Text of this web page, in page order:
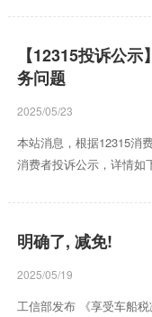
熊还帅。” 这只比熊长得
如软绵绵的软绵绵的，
的“小比熊”，怎么可能会
人。 它不仅长得可爱，还
【12315投诉公
务问题
2025/05/23
本站消息，根据12315消
消费者投诉公示，详情如
****1219）反映其于2025
方自行和解 注：投诉基本
诉时自行填写。 以上内容
明确了, 减免!
2025/05/19
工信部发布 《享受车船